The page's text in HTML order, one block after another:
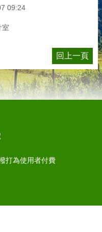
09:24
室
回上一頁
為使用者付費